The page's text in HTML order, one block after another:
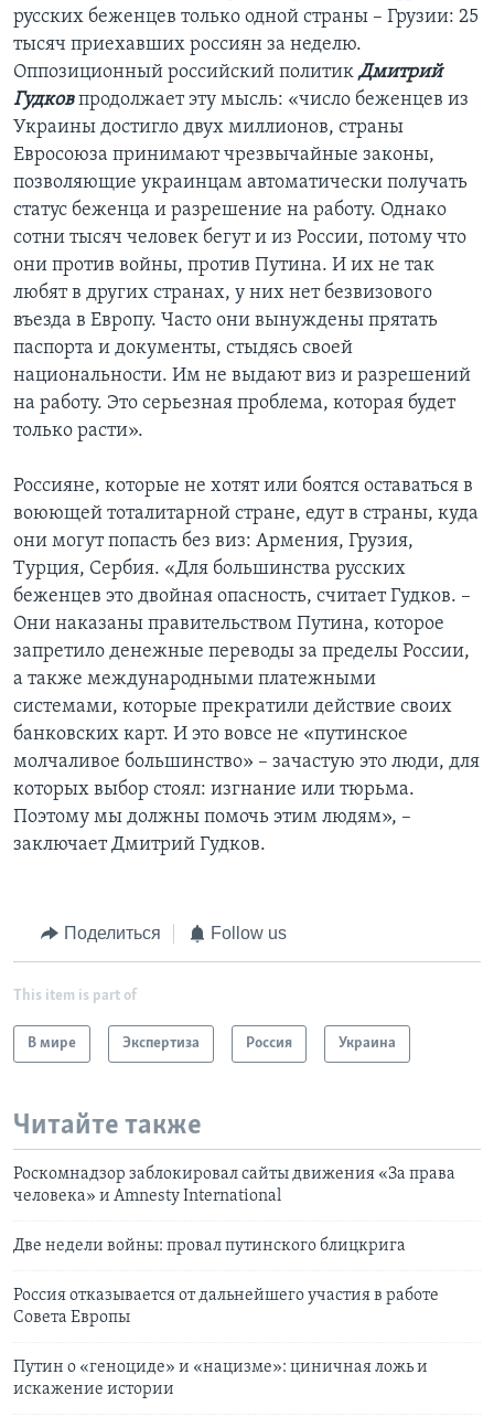
русских беженцев только одной страны – Грузии: 25
тысяч приехавших россиян за неделю.
Оппозиционный российский политик Дмитрий
Гудковпродолжает эту мысль: «число беженцев из
Украины достигло двух миллионов, страны
Евросоюза принимают чрезвычайные законы,
позволяющие украинцам автоматически получать
статус беженца и разрешение на работу. Однако
сотни тысяч человек бегут и из России, потому что
они против войны, против Путина. И их не так
любят в других странах, у них нет безвизового
въезда в Европу. Часто они вынуждены прятать
паспорта и документы, стыдясь своей
национальности. Им не выдают виз и разрешений
на работу. Это серьезная проблема, которая будет
только расти».
Россияне, которые не хотят или боятся оставаться в
воюющей тоталитарной стране, едут в страны, куда
они могут попасть без виз: Армения, Грузия,
Турция, Сербия. «Для большинства русских
беженцев это двойная опасность, считает Гудков. –
Они наказаны правительством Путина, которое
запретило денежные переводы за пределы России,
а также международными платежными
системами, которые прекратили действие своих
банковских карт. И это вовсе не «путинское
молчаливое большинство» – зачастую это люди, для
которых выбор стоял: изгнание или тюрьма.
Поэтому мы должны помочь этим людям», –
заключает Дмитрий Гудков.
Поделиться Follow us
This item is part of
В мире Экспертиза Россия Украина
Читайте также
Роскомнадзор заблокировал сайты движения «За права
человека» и Amnesty International
Две недели войны: провал путинского блицкрига
Россия отказывается от дальнейшего участия в работе
Совета Европы
Путин о «геноциде» и «нацизме»: циничная ложь и
искажение истории